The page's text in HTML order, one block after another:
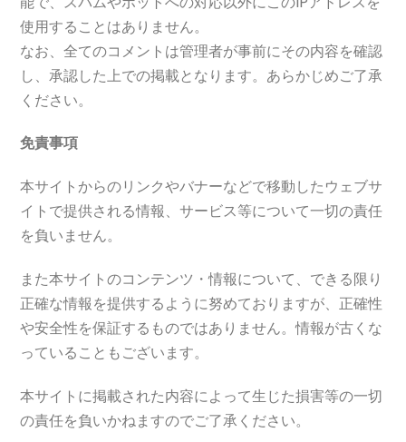
使用することはありません。
なお、全てのコメントは管理者が事前にその内容を確認
し、承認した上での掲載となります。あらかじめご了承
ください。
免責事項
本サイトからのリンクやバナーなどで移動したウェブサ
イトで提供される情報、サービス等について一切の責任
を負いません。
また本サイトのコンテンツ・情報について、できる限り
正確な情報を提供するように努めておりますが、正確性
や安全性を保証するものではありません。情報が古くな
っていることもございます。
本サイトに掲載された内容によって生じた損害等の一切
の責任を負いかねますのでご了承ください。